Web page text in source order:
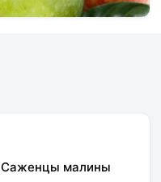
Саженцы малины